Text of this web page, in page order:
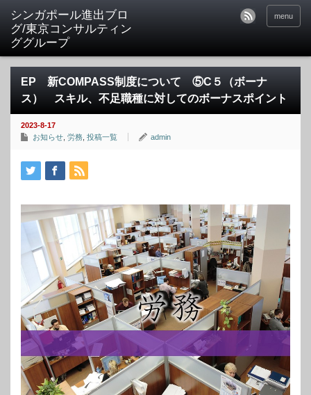
シンガポール進出ブロ
グ/東京コンサルティン
ググループ
menu
EP 新COMPASS制度について ⑤C５（ボーナ
ス） スキル、不足職種に対してのボーナスポイント
2023-8-17
お知らせ 労務 投稿一覧 admin